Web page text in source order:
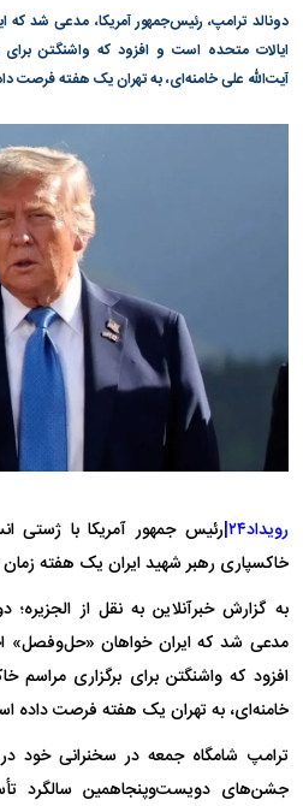
دونالد ترامپ، رئیس‌جمهور آمریکا، مدعی شد
ایالات متحده است و افزود که واشنگتن برای
آیت‌الله علی خامنه‌ای، به تهران یک هفته فرصت
رویداد۲۴|
رئیس جمهور آمریکا با ژستی
خاکسپاری رهبر شهید ایران یک هفته
به گزارش خبرآنلاین به نقل از الجزیره؛
مدعی شد که ایران خواهان «حل‌وفصل»
افزود که واشنگتن برای برگزاری مراسم
خامنه‌ای، به تهران یک هفته فرصت داده
ترامپ شامگاه جمعه در سخنرانی خود
جشن‌های دویست‌وپنجاهمین سالگرد